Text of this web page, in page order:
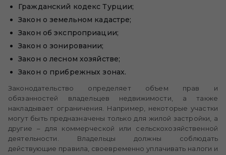
Гражданский кодекс Турции;
Закон о земельном кадастре;
Закон об экспроприации;
Закон о зонировании;
Закон о лесном хозяйстве;
Закон о прибрежных зонах.
Законодательство определяет объем прав и
обязанностей владельцев недвижимости, а также
накладывает ограничения. Например, некоторые участки
могут быть предназначены только для жилой застройки, а
другие – для коммерческой или сельскохозяйственной
деятельности. Владельцы должны соблюдать
действующие правила, своевременно уплачивать налоги и